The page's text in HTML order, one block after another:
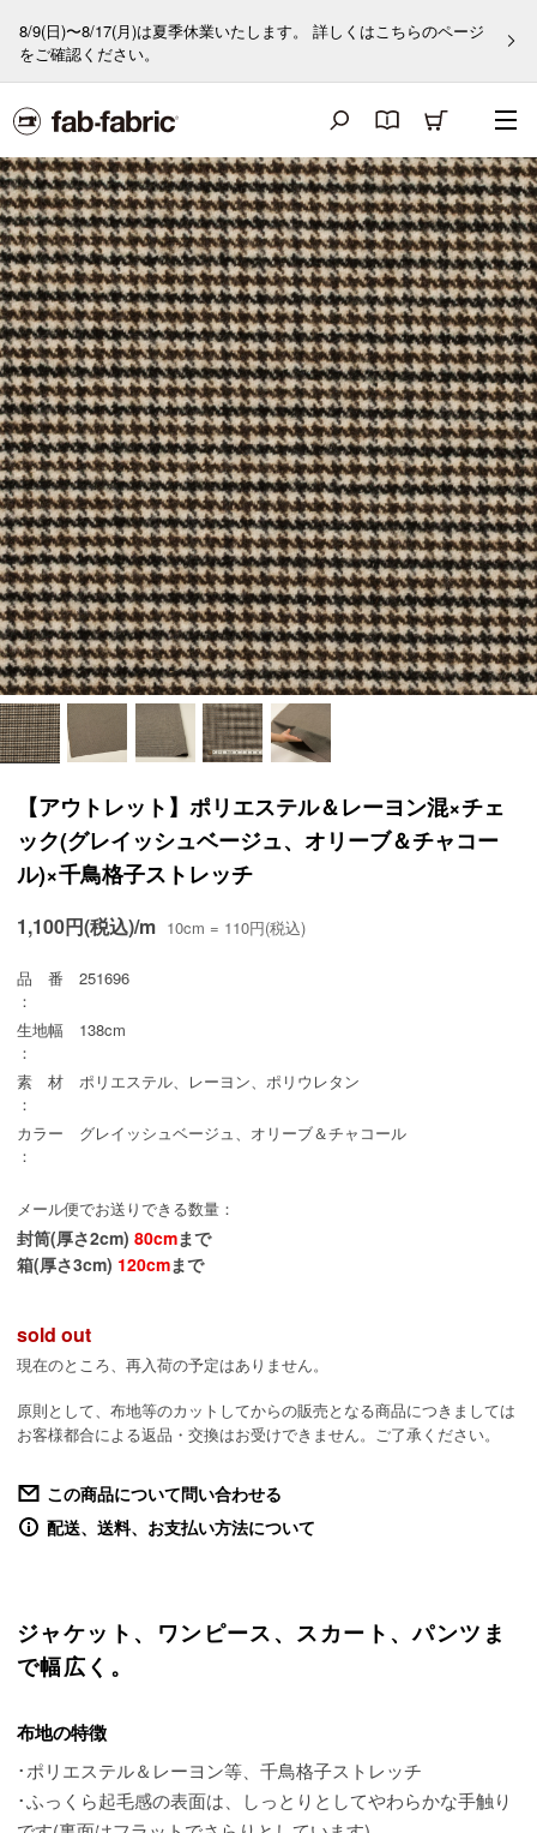
8/9(日)〜8/17(月)は夏季休業いたします。 詳しくはこちらのページ
をご確認ください。
【アウトレット】ポリエステル＆レーヨン混×チェ
ック(グレイッシュベージュ、オリーブ＆チャコー
ル)×千鳥格子ストレッチ
1,100円(税込)/m 10cm = 110円(税込)
品 番
：
251696
生地幅
：
138cm
素 材
：
ポリエステル、レーヨン、ポリウレタン
カラー
：
グレイッシュベージュ、オリーブ＆チャコール
メール便でお送りできる数量：
封筒(厚さ2cm) 80cmまで
箱(厚さ3cm) 120cmまで
sold out
現在のところ、再入荷の予定はありません。
原則として、布地等のカットしてからの販売となる商品につきましては
お客様都合による返品・交換はお受けできません。ご了承ください。
この商品について問い合わせる
配送、送料、お支払い方法について
ジャケット、ワンピース、スカート、パンツま
で幅広く。
布地の特徴
･ポリエステル＆レーヨン等、千鳥格子ストレッチ
･ふっくら起毛感の表面は、しっとりとしてやわらかな手触り